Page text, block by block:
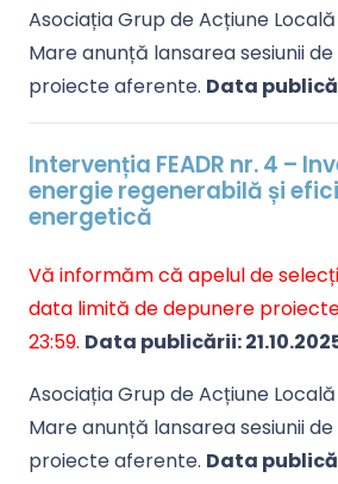
Asociația Grup de Acțiune
Mare anunță lansarea sesiunii
proiecte aferente. Data
Intervenția FEADR nr. 4 –
energie regenerabilă și
energetică
Vă informăm că apelul de
data limită de depunere proiecte
23:59. Data publicării:
Asociația Grup de Acțiune
Mare anunță lansarea sesiunii
proiecte aferente. Data